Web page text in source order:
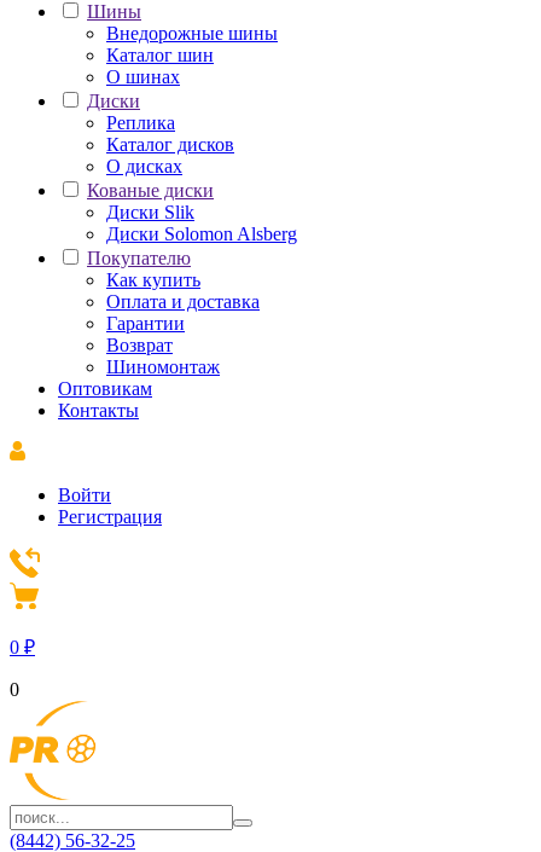
Шины
Внедорожные шины
Каталог шин
О шинах
Диски
Реплика
Каталог дисков
О дисках
Кованые диски
Диски Slik
Диски Solomon Alsberg
Покупателю
Как купить
Оплата и доставка
Гарантии
Возврат
Шиномонтаж
Оптовикам
Контакты
Войти
Регистрация
0 ₽
0
(8442) 56-32-25